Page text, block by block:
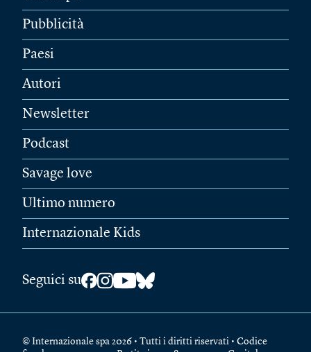
Pubblicità
Paesi
Autori
Newsletter
Podcast
Savage love
Ultimo numero
Internazionale Kids
Seguici su
© Internazionale spa 2026 • Tutti i diritti riservati • Codice